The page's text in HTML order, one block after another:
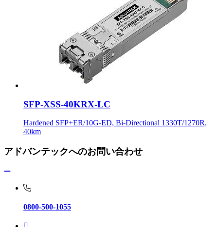
SFP-XSS-40KRX-LC
Hardened SFP+ER/10G-ED, Bi-Directional 1330T/1270R,
40km
アドバンテックへのお問い合わせ
0800-500-1055